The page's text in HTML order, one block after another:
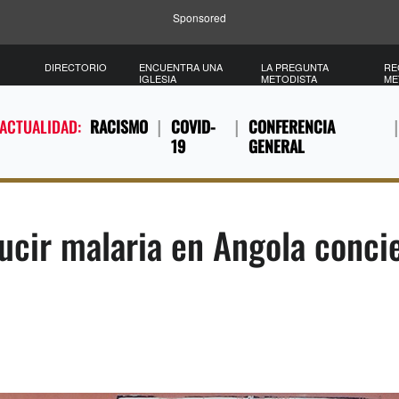
Sponsored
RACISMO
COVID-
19
CONFERENCIA
GENERAL
DIRECTORIO
ENCUENTRA UNA
IGLESIA
LA PREGUNTA
METODISTA
malaria en Angola